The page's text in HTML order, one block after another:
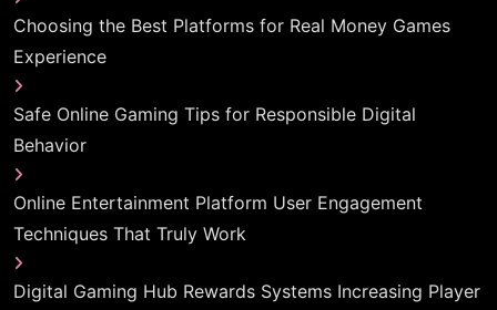
Choosing the Best Platforms for Real Money Games
Experience
Safe Online Gaming Tips for Responsible Digital
Behavior
Online Entertainment Platform User Engagement
Techniques That Truly Work
Digital Gaming Hub Rewards Systems Increasing Player